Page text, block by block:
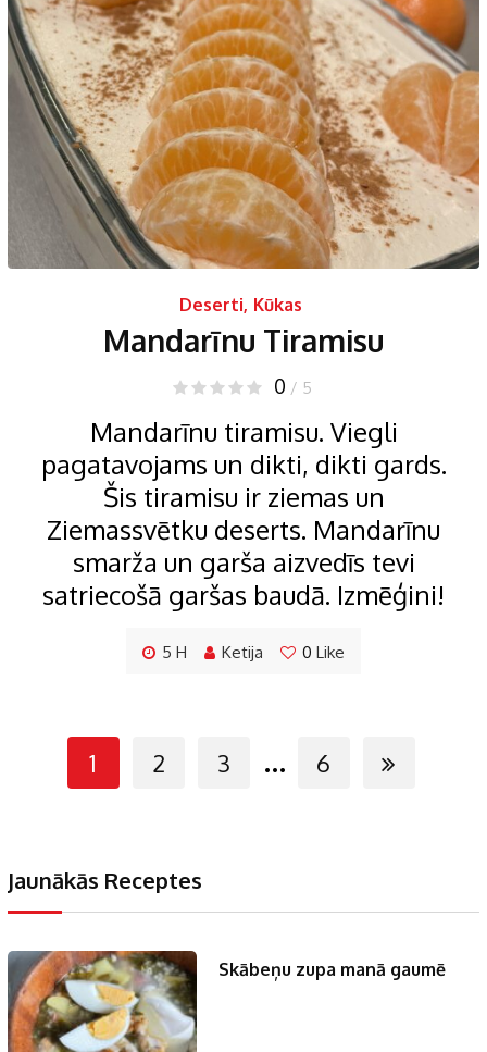
Deserti, Kūkas
Mandarīnu Tiramisu
0 / 5
Mandarīnu tiramisu. Viegli
pagatavojams un dikti, dikti gards.
Šis tiramisu ir ziemas un
Ziemassvētku deserts. Mandarīnu
smarža un garša aizvedīs tevi
satriecošā garšas baudā. Izmēģini!
5 H Ketija 0 Like
1 2 3 ... 6
Jaunākās Receptes
Skābeņu zupa manā gaumē